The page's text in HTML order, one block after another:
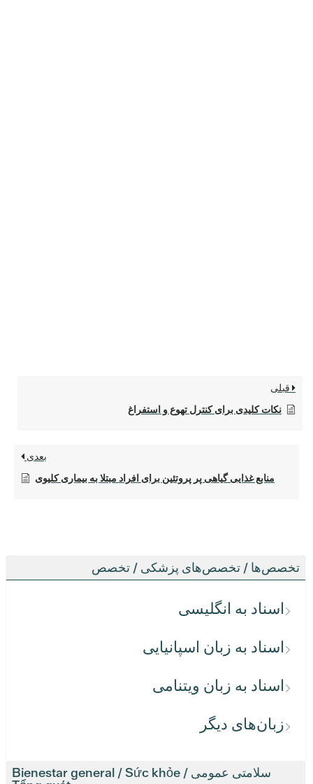
تخصص‌ها / تخصص‌های پزشکی / تخصص
اسناد به انگلیسی
اسناد به زبان اسپانیایی
اسناد به زبان ویتنامی
زبان‌های دیگر
سلامتی عمومی / Bienestar general / Sức khỏe
قبلی
نکات کلیدی برای کنترل تهوع و استفراغ
بعدی
منابع غذایی گیاهی پر پروتئین برای افراد مبتلا به بیماری کلیوی